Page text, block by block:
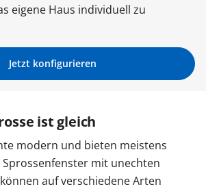
eigene Haus individuell zu
Jetzt konfigurieren
ist gleich
modern und bieten meistens
Sprossenfenster mit unechten
auf verschiedene Arten